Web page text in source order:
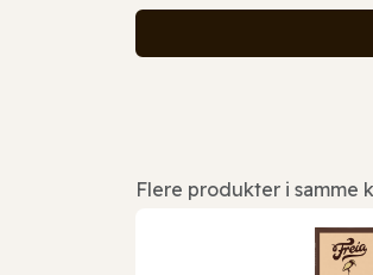
Flere produkter i samme